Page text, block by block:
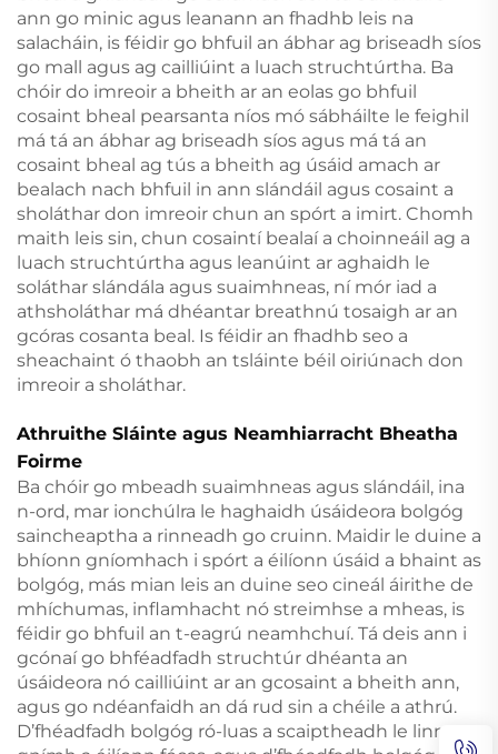
ann go minic agus leanann an fhadhb leis na
salacháin, is féidir go bhfuil an ábhar ag briseadh síos
go mall agus ag cailliúint a luach struchtúrtha. Ba
chóir do imreoir a bheith ar an eolas go bhfuil
cosaint bheal pearsanta níos mó sábháilte le feighil
má tá an ábhar ag briseadh síos agus má tá an
cosaint bheal ag tús a bheith ag úsáid amach ar
bealach nach bhfuil in ann slándáil agus cosaint a
sholáthar don imreoir chun an spórt a imirt. Chomh
maith leis sin, chun cosaintí bealaí a choinneáil ag a
luach struchtúrtha agus leanúint ar aghaidh le
soláthar slándála agus suaimhneas, ní mór iad a
athsholáthar má dhéantar breathnú tosaigh ar an
gcóras cosanta beal. Is féidir an fhadhb seo a
sheachaint ó thaobh an tsláinte béil oiriúnach don
imreoir a sholáthar.
Athruithe Sláinte agus Neamhiarracht Bheatha
Foirme
Ba chóir go mbeadh suaimhneas agus slándáil, ina
n-ord, mar ionchúlra le haghaidh úsáideora bolgóg
saincheaptha a rinneadh go cruinn. Maidir le duine a
bhíonn gníomhach i spórt a éilíonn úsáid a bhaint as
bolgóg, más mian leis an duine seo cineál áirithe de
mhíchumas, inflamhacht nó streimhse a mheas, is
féidir go bhfuil an t-eagrú neamhchuí. Tá deis ann i
gcónaí go bhféadfadh struchtúr dhéanta an
úsáideora nó cailliúint ar an gcosaint a bheith ann,
agus go ndéanfaidh an dá rud sin a chéile a athrú.
D’fhéadfadh bolgóg ró-luas a scaiptheadh le linn